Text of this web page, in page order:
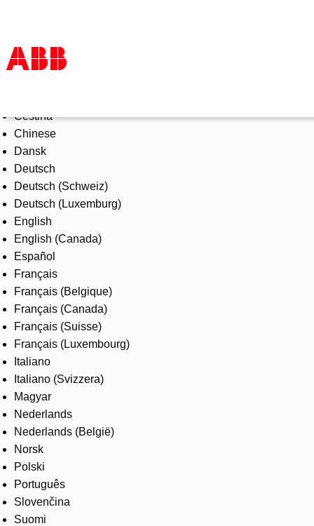
Products & Solutions
Industries
Services
About us
Where to buy
Contact us
Careers
Čeština
Chinese
Dansk
Deutsch
Deutsch (Schweiz)
Deutsch (Luxemburg)
English
English (Canada)
Español
Français
Français (Belgique)
Français (Canada)
Français (Suisse)
Français (Luxembourg)
Italiano
Italiano (Svizzera)
Magyar
Nederlands
Nederlands (België)
Norsk
Polski
Português
Slovenčina
Suomi